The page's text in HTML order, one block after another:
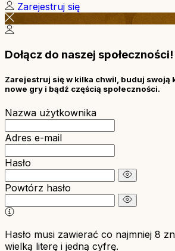
Zarejestruj się
Dołącz do naszej społeczności!
Zarejestruj się w kilka chwil, buduj swoją
nowe gry i bądź częścią społeczności.
Nazwa użytkownika
Adres e-mail
Hasło
Powtórz hasło
Hasło musi zawierać co najmniej 8
wielką literę i jedną cyfrę.